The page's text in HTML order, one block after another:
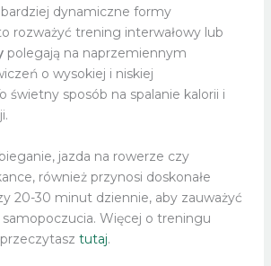
dynamiczne formy
rozważyć trening interwałowy lub
polegają na naprzemiennym
o wysokiej i niskiej
świetny sposób na spalanie kalorii i
jazda na rowerze czy
również przynosi doskonałe
20-30 minut dziennie, aby zauważyć
Więcej o treningu
tutaj.